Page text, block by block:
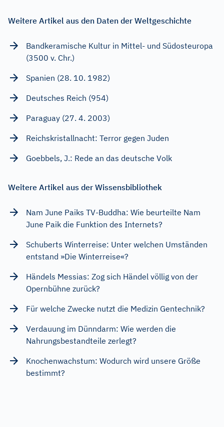
Weitere Artikel aus den Daten der Weltgeschichte
Bandkeramische Kultur in Mittel- und Südosteuropa
(3500 v. Chr.)
Spanien (28. 10. 1982)
Deutsches Reich (954)
Paraguay (27. 4. 2003)
Reichskristallnacht: Terror gegen Juden
Goebbels, J.: Rede an das deutsche Volk
Weitere Artikel aus der Wissensbibliothek
Nam June Paiks TV-Buddha: Wie beurteilte Nam
June Paik die Funktion des Internets?
Schuberts Winterreise: Unter welchen Umständen
entstand »Die Winterreise«?
Händels Messias: Zog sich Händel völlig von der
Opernbühne zurück?
Für welche Zwecke nutzt die Medizin Gentechnik?
Verdauung im Dünndarm: Wie werden die
Nahrungsbestandteile zerlegt?
Knochenwachstum: Wodurch wird unsere Größe
bestimmt?